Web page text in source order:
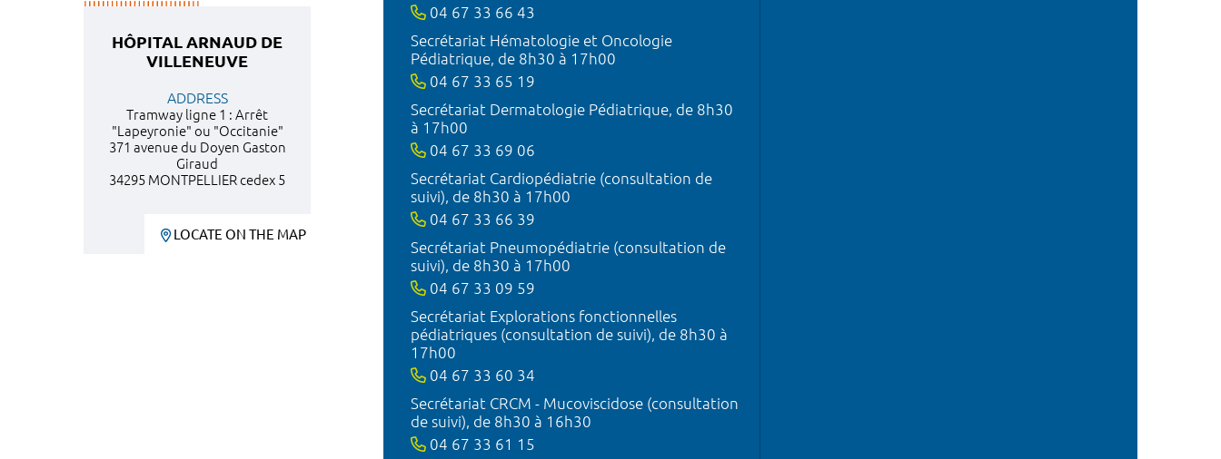
HÔPITAL ARNAUD DE
VILLENEUVE
ADDRESS
Tramway ligne 1 : Arrêt
"Lapeyronie" ou "Occitanie"
371 avenue du Doyen Gaston
Giraud
34295 MONTPELLIER cedex 5
LOCATE ON THE MAP
04 67 33 66 43
Secrétariat Hématologie et Oncologie
Pédiatrique, de 8h30 à 17h00
04 67 33 65 19
Secrétariat Dermatologie Pédiatrique, de 8h30
à 17h00
04 67 33 69 06
Secrétariat Cardiopédiatrie (consultation de
suivi), de 8h30 à 17h00
04 67 33 66 39
Secrétariat Pneumopédiatrie (consultation de
suivi), de 8h30 à 17h00
04 67 33 09 59
Secrétariat Explorations fonctionnelles
pédiatriques (consultation de suivi), de 8h30 à
17h00
04 67 33 60 34
Secrétariat CRCM - Mucoviscidose (consultation
de suivi), de 8h30 à 16h30
04 67 33 61 15